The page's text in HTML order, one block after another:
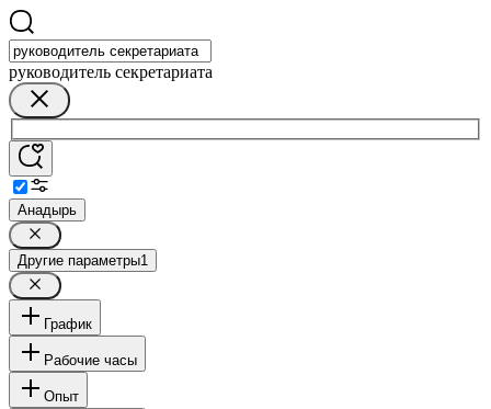
руководитель секретариата
Анадырь
Другие параметры1
График
Рабочие часы
Опыт